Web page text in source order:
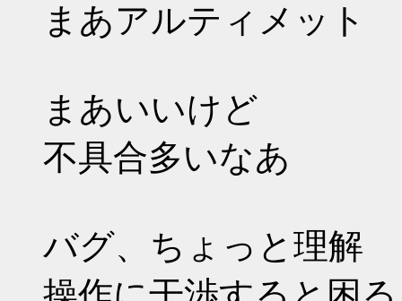
まあアルティメット
まあいいけど
不具合多いなあ
バグ、ちょっと理解